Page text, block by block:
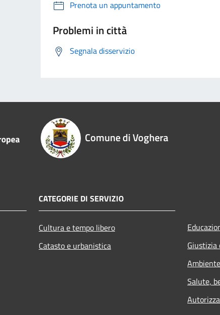
Prenota un appuntamento
Problemi in città
Segnala disservizio
Comune di Voghera
CATEGORIE DI SERVIZIO
Cultura e tempo libero
Catasto e urbanistica
Giustizia
Ambiente
Salute,